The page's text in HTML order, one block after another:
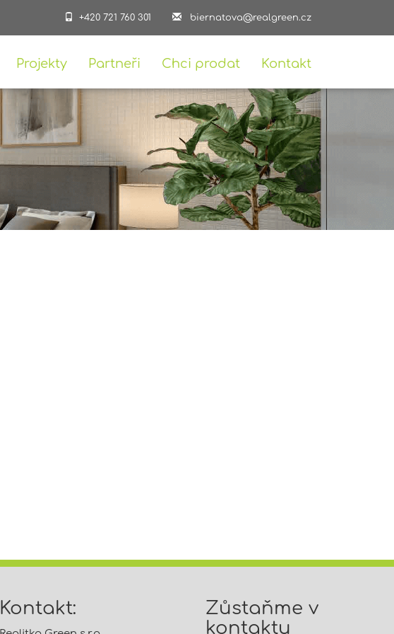
biernatova@realgreen.cz
+420 721 760 301
Projekty Partneři Chci prodat Kontakt
Kontakt:
Zůstaňme v
kontaktu